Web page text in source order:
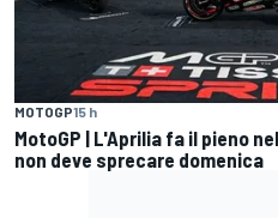
MOTOGP15 h
MotoGP | L'Aprilia fa il pieno
non deve sprecare domenica